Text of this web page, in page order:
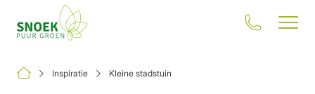
Inspiratie Kleine stadstuin